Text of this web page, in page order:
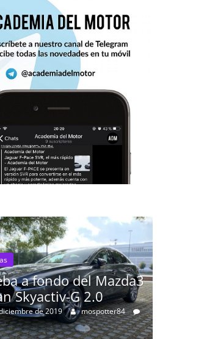
Pruebas
Probamos el Audi Q8 50
el SUV más espectacular
la marca